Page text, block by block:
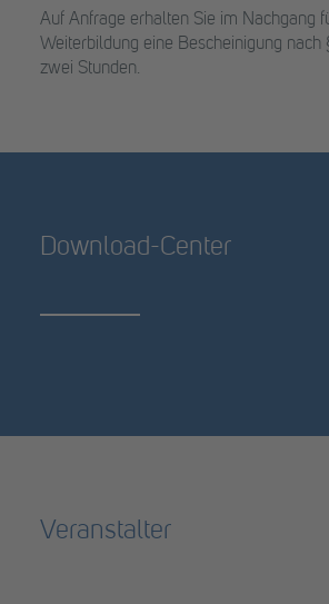
Auf Anfrage erhalten Sie im Nachgang
Weiterbildung eine Bescheinigung nach
zwei Stunden.
Download-Center
Veranstalter